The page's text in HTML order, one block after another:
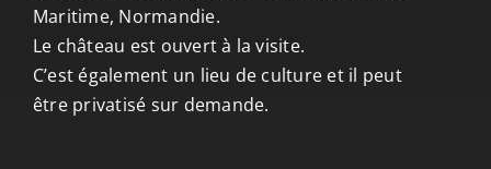
Maritime, Normandie.
Le château est ouvert à la visite.
C’est également un lieu de culture et il peut
être privatisé sur demande.